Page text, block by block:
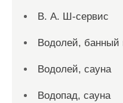
В. А. Ш-сервис
Водолей, банный
Водолей, сауна
Водопад, сауна